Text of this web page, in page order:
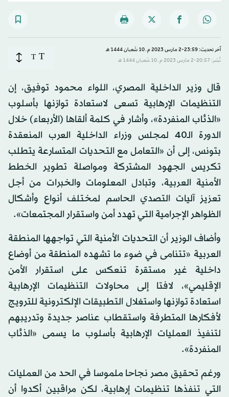
آخر تحديث: 23:59-2 مارس 2023 م ـ 10 شَعبان 1444 هـ
نُشر: 20:57-2 مارس 2023 م ـ 10 شَعبان 1444 هـ
T
T
قال وزير الداخلية المصري، اللواء محمود توفيق، إن
التنظيمات الإرهابية تسعى لاستعادة توازنها بأسلوب
«الذئاب المنفردة»، وأشار في كلمة ألقاها (الأربعاء) خلال
الدورة الـ40 لمجلس وزراء الداخلية العرب المنعقدة
بتونس، إلى أن «التعامل مع التحديات المتسارعة يتطلب
تكريس الجهود المشتركة ومواصلة تطوير الخطط
الأمنية العربية، وتبادل المعلومات والخبرات من أجل
تعزيز آليات التصدي الحاسم لمختلف أنواع وأشكال
الظواهر الإجرامية التي تهدد أمن واستقرار المجتمعات».
وأضاف الوزير أن التحديات الأمنية التي تواجهها المنطقة
العربية «تتنامى في ضوء ما تشهده المنطقة من أوضاع
داخلية غير مستقرة تنعكس على استقرار الأمن
الإقليمي»، لافتا إلى محاولات التنظيمات الإرهابية
استعادة توازنها واستغلال التطبيقات الإلكترونية للترويج
لأفكارها المتطرفة واستقطاب عناصر جديدة وتدريبهم
لتنفيذ العمليات الإرهابية بأسلوب ما يسمى «الذئاب
المنفردة».
ورغم تحقيق مصر نجاحا ملموسا في الحد من العمليات
التي تنفذها تنظيمات إرهابية، لكن مراقبين أكدوا أن